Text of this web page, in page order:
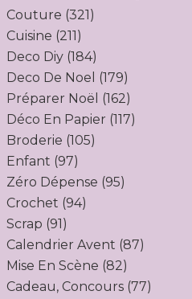
Couture (321)
Cuisine (211)
Deco Diy (184)
Deco De Noel (179)
Préparer Noël (162)
Déco En Papier (117)
Broderie (105)
Enfant (97)
Zéro Dépense (95)
Crochet (94)
Scrap (91)
Calendrier Avent (87)
Mise En Scène (82)
Cadeau, Concours (77)